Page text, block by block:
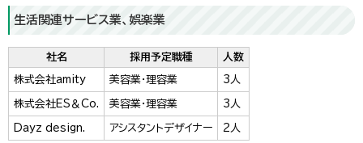
生活関連サービス業、娯楽業
社名 採用予定職種 人数
株式会社amity 美容業・理容業 3人
株式会社ES＆Co. 美容業・理容業 3人
Dayz design. アシスタントデザイナー 2人